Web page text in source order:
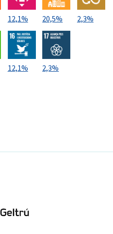
12,1% 20,5% 2,3%
12,1% 2,3%